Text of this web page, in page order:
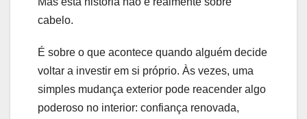
cabelo.
É sobre o que acontece quando alguém decide
voltar a investir em si próprio. Às vezes, uma
simples mudança exterior pode reacender algo
poderoso no interior: confiança renovada,